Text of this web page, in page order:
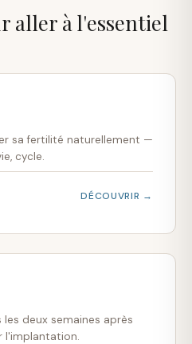
aller à l'essentiel
sa fertilité naturellement —
cycle.
DÉCOUVRIR →
deux semaines après
l'implantation.